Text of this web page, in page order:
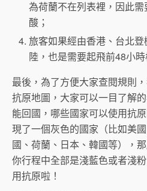
為荷蘭不在列表裡，因此
酸；
旅客如果經由香港、台北
陸，也是需要起飛前48小時
最後，為了方便大家查閱規則
抗原地圖，大家可以一目了解
能回國，哪些國家可以使用抗
現了一個灰色的國家（比如美
國、荷蘭、日本、韓國等），
你行程中全部是淺藍色或者淺
用抗原啦！